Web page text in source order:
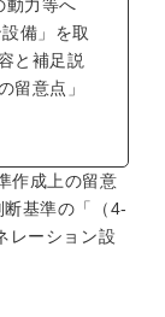
動力等へ
備」を取
と補足説
留意点」
作成上の留意
基準の「（4-
レーション設